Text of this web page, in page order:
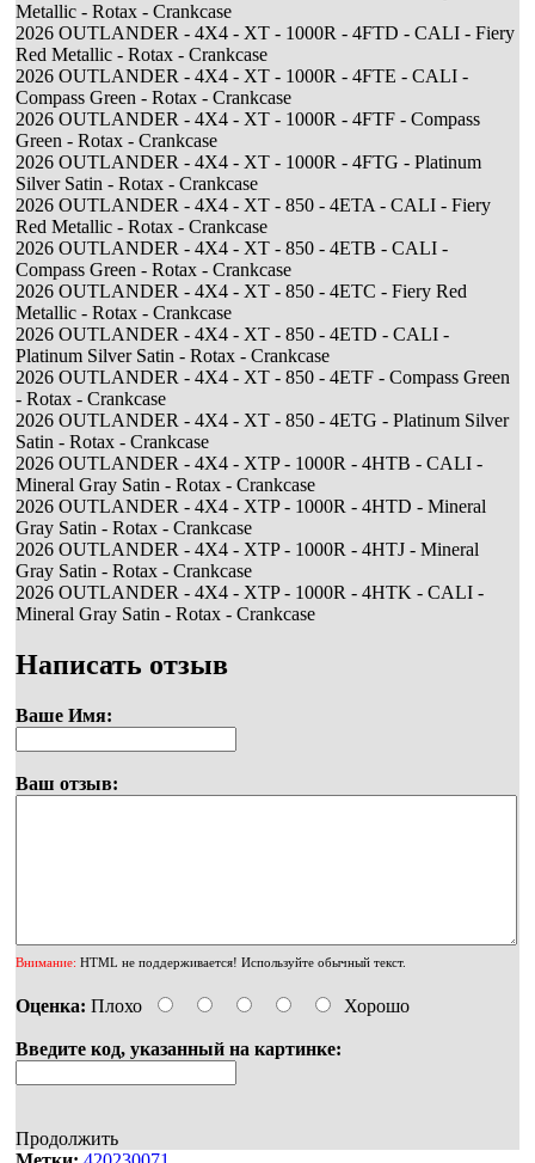
Metallic - Rotax - Crankcase
2026 OUTLANDER - 4X4 - XT - 1000R - 4FTD - CALI - Fiery
Red Metallic - Rotax - Crankcase
2026 OUTLANDER - 4X4 - XT - 1000R - 4FTE - CALI -
Compass Green - Rotax - Crankcase
2026 OUTLANDER - 4X4 - XT - 1000R - 4FTF - Compass
Green - Rotax - Crankcase
2026 OUTLANDER - 4X4 - XT - 1000R - 4FTG - Platinum
Silver Satin - Rotax - Crankcase
2026 OUTLANDER - 4X4 - XT - 850 - 4ETA - CALI - Fiery
Red Metallic - Rotax - Crankcase
2026 OUTLANDER - 4X4 - XT - 850 - 4ETB - CALI -
Compass Green - Rotax - Crankcase
2026 OUTLANDER - 4X4 - XT - 850 - 4ETC - Fiery Red
Metallic - Rotax - Crankcase
2026 OUTLANDER - 4X4 - XT - 850 - 4ETD - CALI -
Platinum Silver Satin - Rotax - Crankcase
2026 OUTLANDER - 4X4 - XT - 850 - 4ETF - Compass Green
- Rotax - Crankcase
2026 OUTLANDER - 4X4 - XT - 850 - 4ETG - Platinum Silver
Satin - Rotax - Crankcase
2026 OUTLANDER - 4X4 - XTP - 1000R - 4HTB - CALI -
Mineral Gray Satin - Rotax - Crankcase
2026 OUTLANDER - 4X4 - XTP - 1000R - 4HTD - Mineral
Gray Satin - Rotax - Crankcase
2026 OUTLANDER - 4X4 - XTP - 1000R - 4HTJ - Mineral
Gray Satin - Rotax - Crankcase
2026 OUTLANDER - 4X4 - XTP - 1000R - 4HTK - CALI -
Mineral Gray Satin - Rotax - Crankcase
Написать отзыв
Ваше Имя:
Ваш отзыв:
Внимание: HTML не поддерживается! Используйте обычный текст.
Оценка: Плохо Хорошо
Введите код, указанный на картинке:
Продолжить